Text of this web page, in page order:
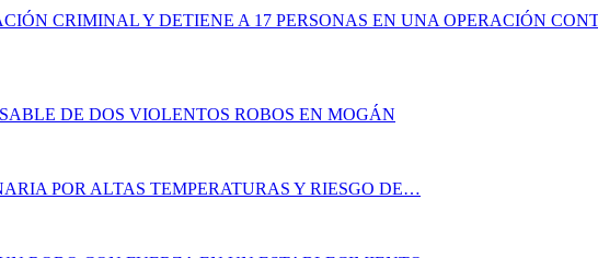
CRIMINAL Y DETIENE A 17 PERSONAS EN UNA OPERACIÓN
DE DOS VIOLENTOS ROBOS EN MOGÁN
POR ALTAS TEMPERATURAS Y RIESGO DE…